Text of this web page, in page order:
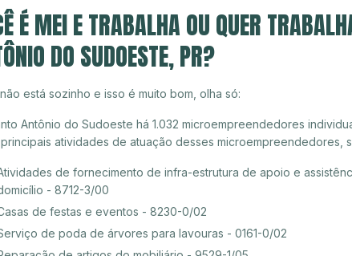
É MEI E TRABALHA OU QUER
DO SUDOESTE, PR?
está sozinho e isso é muito bom, olha só:
Antônio do Sudoeste há 1.032 microempreendedores
atividades de atuação desses microempreendedores,
de fornecimento de infra-estrutura de apoio e
- 8712-3/00
de festas e eventos - 8230-0/02
de poda de árvores para lavouras - 0161-0/02